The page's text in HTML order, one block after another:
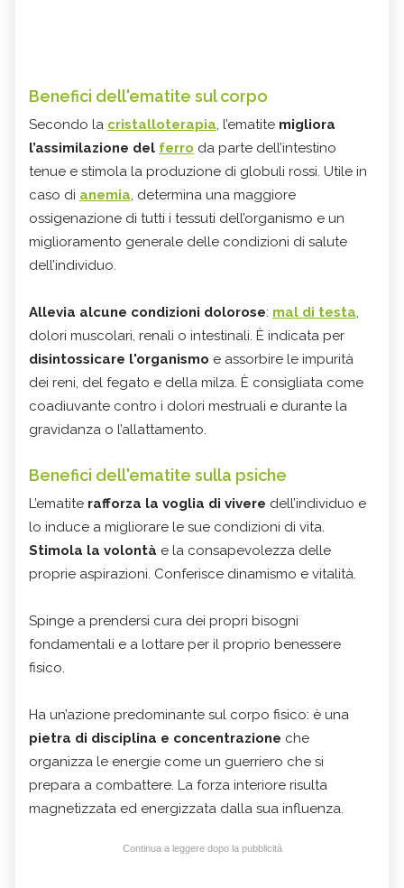
Benefici dell'ematite sul corpo
Secondo la cristalloterapia, l’ematite migliora
l’assimilazione del ferro da parte dell’intestino
tenue e stimola la produzione di globuli rossi. Utile in
caso di anemia, determina una maggiore
ossigenazione di tutti i tessuti dell’organismo e un
miglioramento generale delle condizioni di salute
dell’individuo.
Allevia alcune condizioni dolorose: mal di testa,
dolori muscolari, renali o intestinali. È indicata per
disintossicare l'organismo e assorbire le impurità
dei reni, del fegato e della milza. È consigliata come
coadiuvante contro i dolori mestruali e durante la
gravidanza o l’allattamento.
Benefici dell'ematite sulla psiche
L’ematite rafforza la voglia di vivere dell’individuo e
lo induce a migliorare le sue condizioni di vita.
Stimola la volontà e la consapevolezza delle
proprie aspirazioni. Conferisce dinamismo e vitalità.
Spinge a prendersi cura dei propri bisogni
fondamentali e a lottare per il proprio benessere
fisico.
Ha un’azione predominante sul corpo fisico: è una
pietra di disciplina e concentrazione che
organizza le energie come un guerriero che si
prepara a combattere. La forza interiore risulta
magnetizzata ed energizzata dalla sua influenza.
Continua a leggere dopo la pubblicità